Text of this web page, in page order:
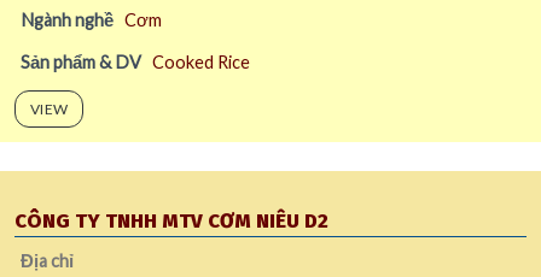
Ngành nghề Cơm
Sản phẩm & DV Cooked Rice
VIEW
CÔNG TY TNHH MTV CƠM NIÊU D2
Địa chỉ